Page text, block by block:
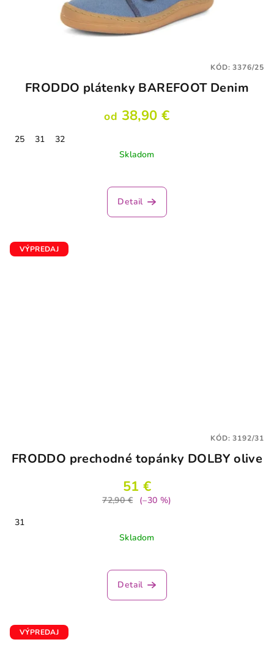
FRODDO plátenky BAREFOOT Denim
od 38,90 €
25 31
32
Skladom
Detail
KÓD:3376/25
VÝPREDAJ
FRODDO prechodné topánky DOLBY olive
51 €
72,90 €
(–30 %)
31
Skladom
hodnotenie
produktu
Detail
KÓD:3192/31
VÝPREDAJ